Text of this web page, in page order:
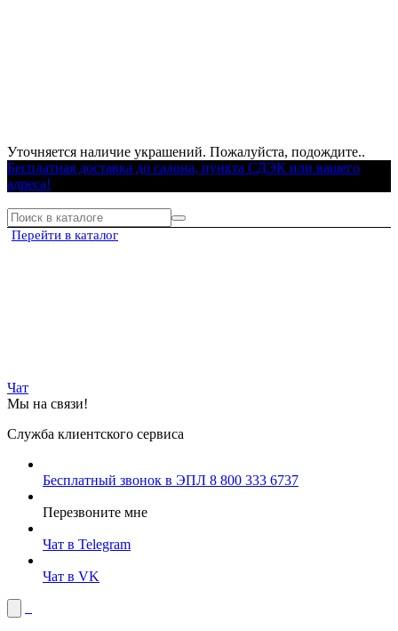
Уточняется наличие украшений. Пожалуйста, подождите..
Бесплатная доставка до салона, пункта СДЭК или вашего
адреса!
Перейти в каталог
Чат
Мы на связи!
Служба клиентского сервиса
Бесплатный звонок в ЭПЛ 8 800 333 6737
Перезвоните мне
Чат в Telegram
Чат в VK